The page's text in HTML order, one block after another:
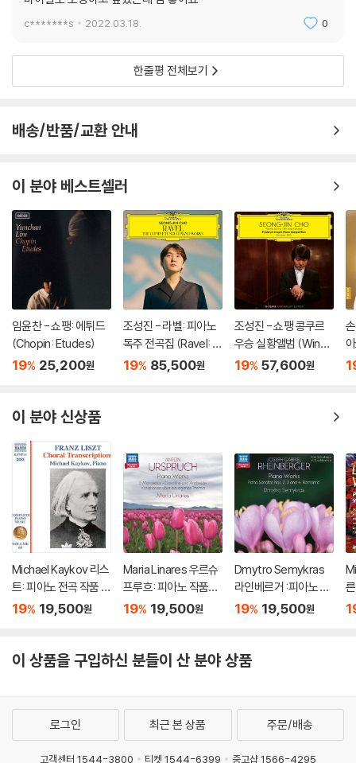
c*******s 2022.03.18. 0
한줄평 전체보기
배송/반품/교환 안내
이 분야 베스트셀러
임윤찬 - 쇼팽: 에튀드
(Chopin: Etudes)
19% 25,200원
조성진 - 라벨: 피아노
독주 전곡집 (Ravel: T
he Complete Solo Pi
19% 85,500원
조성진 - 쇼팽 콩쿠르
우승 실황앨범 (Winne
r of the 17th Internat
19% 57,600원
이 분야 신상품
Michael Kaykov 리스
트: 피아노 전곡 작품 6
9집 (Liszt: Complet
19% 19,500원
Maria Linares 우르슈
프루흐: 피아노 작품집
(Urspruch: Piano Wo
19% 19,500원
Dmytro Semykras
라인베르거 :피아노 작
품 (Rheinberger: Pia
19% 19,500원
이 상품을 구입하신 분들이 산 분야 상품
로그인 최근 본 상품 주문/배송
고객센터 1544-3800 티켓 1544-6399 중고샵 1566-4295